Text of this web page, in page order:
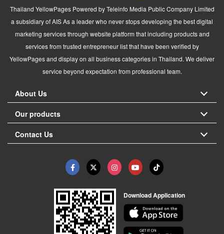
Thailand YellowPages Powered by Teleinfo Media Public Company Limited
a subsidiary of AIS As a leader who never stops developing the best digital
marketing services through website platform that including products and
services from trusted entrepreneur list that have been verified by
YellowPages and display on all business categories in Thailand. We deliver
service beyond expectation from professional team.
About Us
Our products
Contact Us
Download Application